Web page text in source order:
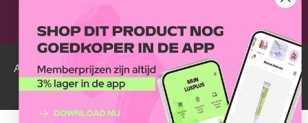
Alle Luxplus ledenprijzen zijn weergegeven in vergelijking
met de normale prijzen.